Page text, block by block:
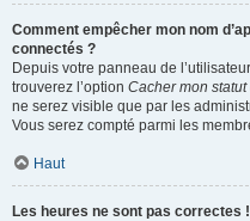
Comment empêcher mon nom
connectés ?
Depuis votre panneau de
trouverez l’option Cacher mon
ne serez visible que par les
Vous serez compté parmi les
Haut
Les heures ne sont pas correctes !